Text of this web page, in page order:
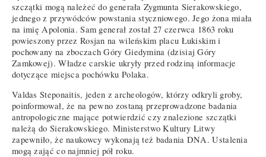
szczątki mogą należeć do generała Zygmunta Sierakowskiego,
jednego z przywódców powstania styczniowego. Jego żona miała
na imię Apolonia. Sam generał został 27 czerwca 1863 roku
powieszony przez Rosjan na wileńskim placu Łukiskim i
pochowany na zboczach Góry Giedymina (dzisiaj Góry
Zamkowej). Władze carskie ukryły przed rodziną informacje
dotyczące miejsca pochówku Polaka.
Valdas Steponaitis, jeden z archeologów, którzy odkryli groby,
poinformował, że na pewno zostaną przeprowadzone badania
antropologiczne mające potwierdzić czy znalezione szczątki
należą do Sierakowskiego. Ministerstwo Kultury Litwy
zapewniło, że naukowcy wykonają też badania DNA. Ustalenia
mogą zająć co najmniej pół roku.